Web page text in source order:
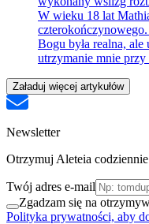
W wieku 18 lat
Bogu była realna, ale
utrzymanie mnie
Załaduj więcej artykułów
Newsletter
Otrzymuj Aleteia
Twój adres e-mail
Zgadzam się na
Polityka prywatności, aby